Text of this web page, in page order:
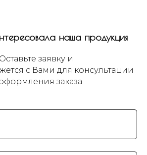
наша продукция
Оставьте заявку и
с Вами для консультации
заказа